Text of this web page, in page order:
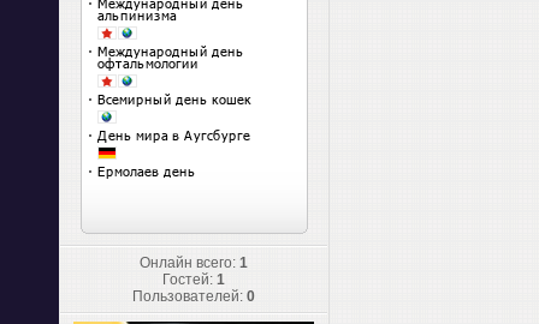
Онлайн всего: 1
Гостей: 1
Пользователей: 0